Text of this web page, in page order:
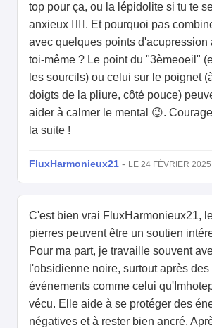
top pour ça, ou la lépidolite si tu te
anxieux 🧘‍♀️. Et pourquoi pas
avec quelques points d'acupression
toi-même ? Le point du "3èmeoeil"
les sourcils) ou celui sur le poignet
doigts de la pliure, côté pouce)
aider à calmer le mental 😉.
la suite !
FluxHarmonieux21 - LE 24 FÉVRIER 2025
C'est bien vrai FluxHarmonieux21,
pierres peuvent être un soutien
Pour ma part, je travaille souvent
l'obsidienne noire, surtout après des
événements comme celui
vécu. Elle aide à se protéger des
négatives et à rester bien ancré.